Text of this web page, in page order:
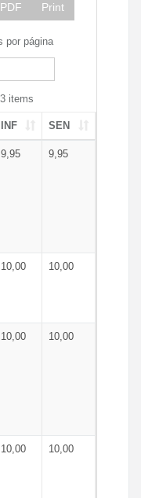
PDF Print
por página
items
INF SEN
9,95 9,95
10,00 10,00
10,00 10,00
10,00 10,00